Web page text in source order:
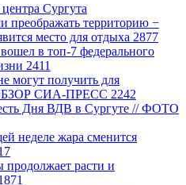
Сургута
преображать территорию −
место для отдыха 2877
в топ-7 федерального
2411
могут получить для
ОБЗОР СИА-ПРЕСС 2242
Дня ВДВ в Сургуте // ФОТО
неделе жара сменится
расти и